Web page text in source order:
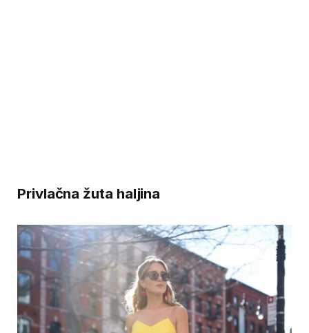
Privlačna žuta haljina